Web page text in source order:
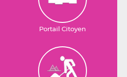
Portail Citoyen